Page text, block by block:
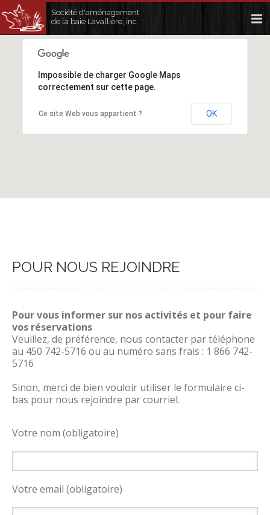
Société d'aménagement
de la baie Lavallière, inc.
Impossible de charger Google Maps
correctement sur cette page.
Ce site Web vous appartient ? OK
POUR NOUS REJOINDRE
Pour vous informer sur nos activités et pour faire
vos réservations
Veuillez, de préférence, nous contacter par téléphone
au 450 742-5716 ou au numéro sans frais : 1 866 742-
5716
Sinon, merci de bien vouloir utiliser le formulaire ci-
bas pour nous rejoindre par courriel.
Votre nom (obligatoire)
Votre email (obligatoire)